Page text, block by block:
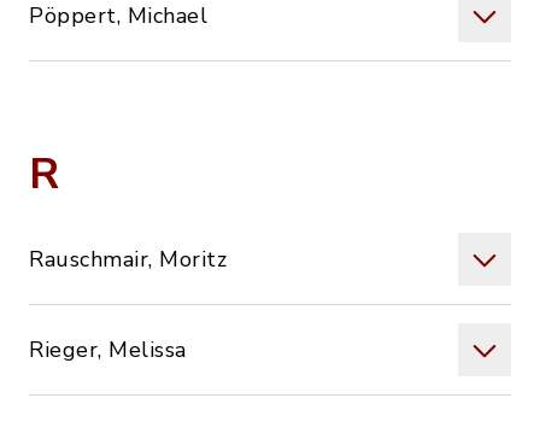
Pöppert, Michael
R
Rauschmair, Moritz
Rieger, Melissa